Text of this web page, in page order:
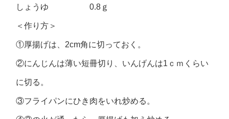
しょうゆ 0.8ｇ
＜作り方＞
①厚揚げは、2cm角に切っておく。
②にんじんは薄い短冊切り、いんげんは1ｃｍくらい
に切る。
③フライパンにひき肉をいれ炒める。